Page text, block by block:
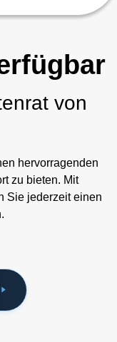
von
hervorragenden
zu bieten. Mit
Sie jederzeit einen